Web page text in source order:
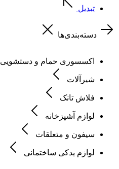
تبدیل
دسته‌بندی‌ها
اکسسوری حمام و دستشویی
شیرآلات
فلاش تانک
لوازم آشپزخانه
سیفون و متعلقات
لوازم یدکی ساختمانی